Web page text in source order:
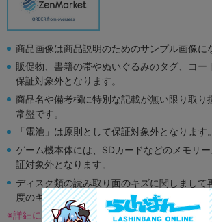
商品画像は商品説明のためのサンプル画像に
販促物、書籍の帯やぬいぐるみのタグ、コー
保証対象外となります。
商品名や備考欄に特別な記載が無い限り取り
常盤です。
「電池」は原則として保証対象外となります。
ゲーム機本体には、SDカードなどのメモリ
証対象外となります。
ディスク類の読み取り面のキズに関しまして
度のキズがある場合がございます。
※詳細につきましてはコチラ